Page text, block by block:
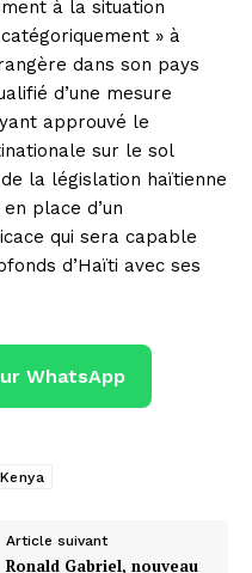
à la situation
» à
dans son pays
d’une mesure
approuvé le
sur le sol
la législation haïtienne
place d’un
qui sera capable
d’Haïti avec ses
WhatsApp
Kenya
Article suivant
Ronald Gabriel, nouveau